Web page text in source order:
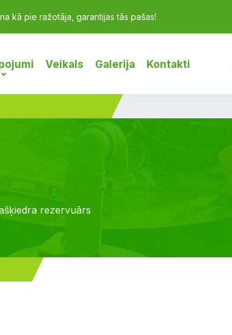
kā pie ražotāja, garantijas tās pašas!
Veikals Galerija Kontakti
rezervuārs